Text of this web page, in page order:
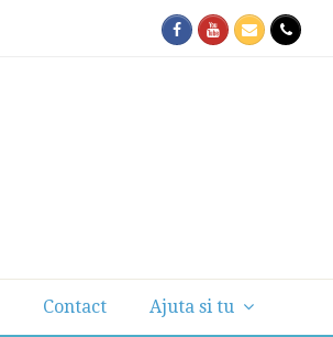
FacebookYoutube
EmailPhone
Contact Ajuta si tu